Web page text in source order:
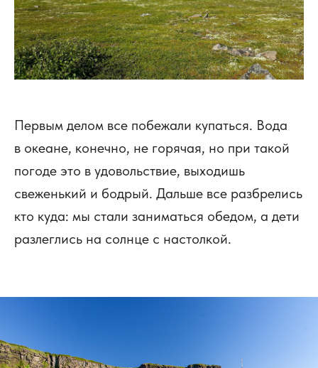
Первым делом все побежали купаться. Вода
в океане, конечно, не горячая, но при такой
погоде это в удовольствие, выходишь
свеженький и бодрый. Дальше все разбрелись
кто куда: мы стали заниматься обедом, а дети
разлеглись на солнце с настолкой.